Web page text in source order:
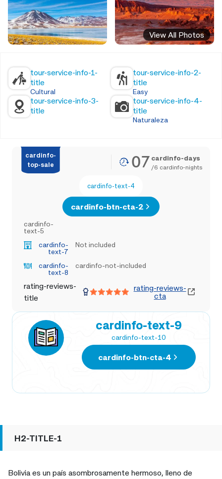
View All Photos
tour-service-info-1-
title
Cultural
tour-service-info-2-
title
Easy
tour-service-info-3-
title
tour-service-info-4-
title
Naturaleza
cardinfo-
top-sale
07 cardinfo-days
/6 cardinfo-nights
cardinfo-text-4
cardinfo-btn-cta-2
cardinfo-
text-5
cardinfo-
text-7
Not included
cardinfo-
text-8
cardinfo-not-included
rating-reviews-
title
rating-reviews-
cta
cardinfo-text-9
cardinfo-text-10
cardinfo-btn-cta-4
H2-TITLE-1
Bolivia es un país asombrosamente hermoso, lleno de